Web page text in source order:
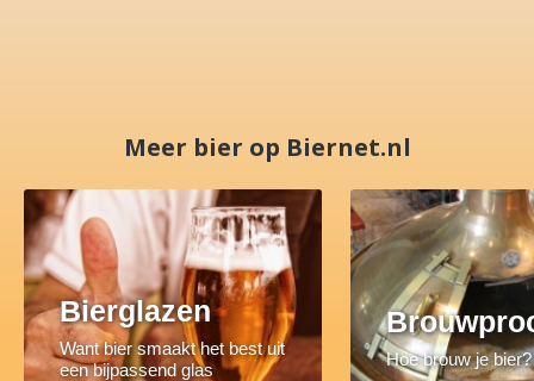
Meer bier op Biernet.nl
Bierglazen
Want bier smaakt het best uit
een bijpassend glas
Hoe brouw je bier?